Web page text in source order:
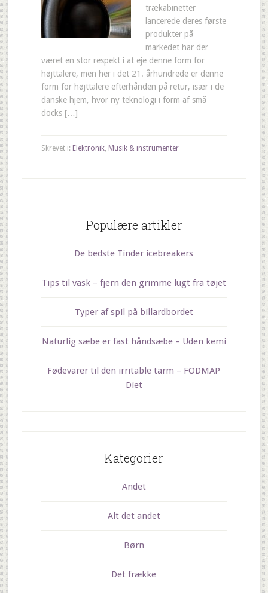
trækabinetter
lancerede deres første
produkter på
markedet har der
været en stor respekt i at eje denne form for
højttalere, men her i det 21. århundrede er denne
form for højttalere efterhånden på retur, især i de
danske hjem, hvor ny teknologi i form af små
docks […]
Skrevet i: Elektronik, Musik & instrumenter
Populære artikler
De bedste Tinder icebreakers
Tips til vask – fjern den grimme lugt fra tøjet
Typer af spil på billardbordet
Naturlig sæbe er fast håndsæbe – Uden kemi
Fødevarer til den irritable tarm – FODMAP
Diet
Kategorier
Andet
Alt det andet
Børn
Det frække